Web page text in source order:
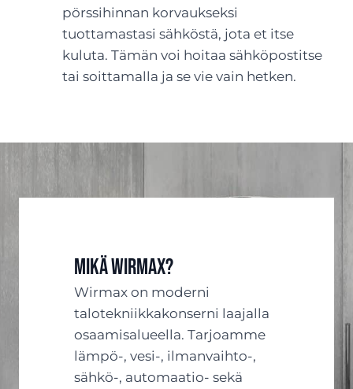
pörssihinnan korvaukseksi
tuottamastasi sähköstä, jota et itse
kuluta. Tämän voi hoitaa sähköpostitse
tai soittamalla ja se vie vain hetken.
Mikä Wirmax?
Wirmax on moderni
talotekniikkakonserni laajalla
osaamisalueella. Tarjoamme
lämpö-, vesi-, ilmanvaihto-,
sähkö-, automaatio- sekä